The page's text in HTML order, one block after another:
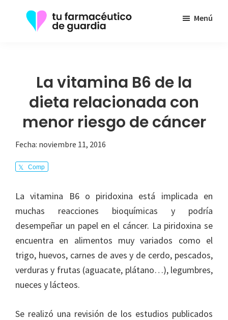
Guardia
información
necesita
sobre
enfermedad
Menú
La vitamina B6 de la
dieta relacionada con
menor riesgo de cáncer
Fecha: noviembre 11, 2016
Comp
La vitamina B6 o piridoxina está implicada en
muchas reacciones bioquímicas y podría
desempeñar un papel en el cáncer. La piridoxina se
encuentra en alimentos muy variados como el
trigo, huevos, carnes de aves y de cerdo, pescados,
verduras y frutas (aguacate, plátano…), legumbres,
nueces y lácteos.
Se realizó una revisión de los estudios publicados